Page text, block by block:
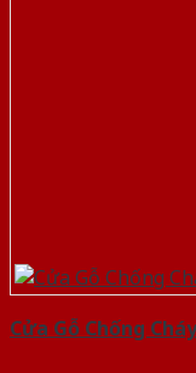
Cửa Gỗ Chống